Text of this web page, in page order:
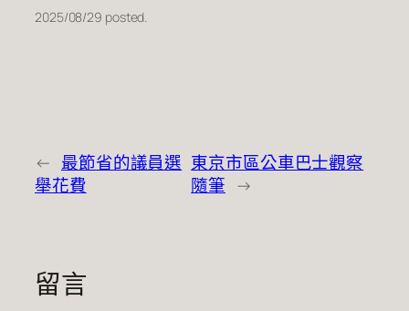
2025/08/29 posted.
← 最節省的議員選
舉花費
東京市區公車巴士觀察
隨筆 →
留言